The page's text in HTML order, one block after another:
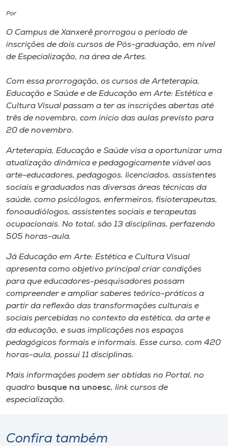
Cultura
CPA
Biblioteca
Rádio
Museu
Unoesc
Selecione
o idioma
A+
A-
Por
O Campus de Xanxerê prorrogou o período de
inscrições de dois cursos de Pós-graduação, em nível
de Especialização, na área de Artes.
Com essa prorrogação, os cursos de Arteterapia,
Educação e Saúde e de Educação em Arte: Estética e
Cultura Visual passam a ter as inscrições abertas até
três de novembro, com início das aulas previsto para
20 de novembro.
Arteterapia, Educação e Saúde visa a oportunizar uma
atualização dinâmica e pedagogicamente viável aos
arte-educadores, pedagogos, licenciados, assistentes
sociais e graduados nas diversas áreas técnicas da
saúde, como psicólogos, enfermeiros, fisioterapeutas,
fonoaudiólogos, assistentes sociais e terapeutas
ocupacionais. No total, são 13 disciplinas, perfazendo
505 horas-aula.
Já Educação em Arte: Estética e Cultura Visual
apresenta como objetivo principal criar condições
para que educadores-pesquisadores possam
compreender e ampliar saberes teórico-práticos a
partir da reflexão das transformações culturais e
sociais percebidas no contexto da estética, da arte e
da educação, e suas implicações nos espaços
pedagógicos formais e informais. Esse curso, com 420
horas-aula, possui 11 disciplinas.
Mais informações podem ser obtidas no Portal, no
quadro busque na unoesc, link cursos de
especialização.
Confira também